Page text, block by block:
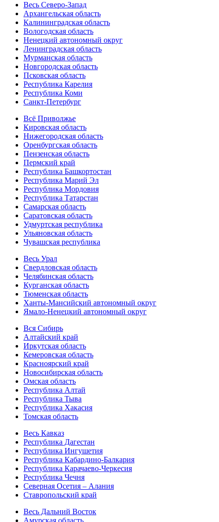
Весь Северо-Запад
Архангельская область
Калининградская область
Вологодская область
Ненецкий автономный округ
Ленинградская область
Мурманская область
Новгородская область
Псковская область
Республика Карелия
Республика Коми
Санкт-Петербург
Всё Приволжье
Кировская область
Нижегородская область
Оренбургская область
Пензенская область
Пермский край
Республика Башкортостан
Республика Марий Эл
Республика Мордовия
Республика Татарстан
Самарская область
Саратовская область
Удмуртская республика
Ульяновская область
Чувашская республика
Весь Урал
Свердловская область
Челябинская область
Курганская область
Тюменская область
Ханты-Мансийский автономный округ
Ямало-Ненецкий автономный округ
Вся Сибирь
Алтайский край
Иркутская область
Кемеровская область
Красноярский край
Новосибирская область
Омская область
Республика Алтай
Республика Тыва
Республика Хакасия
Томская область
Весь Кавказ
Республика Дагестан
Республика Ингушетия
Республика Кабардино-Балкария
Республика Карачаево-Черкесия
Республика Чечня
Северная Осетия – Алания
Ставропольский край
Весь Дальний Восток
Амурская область